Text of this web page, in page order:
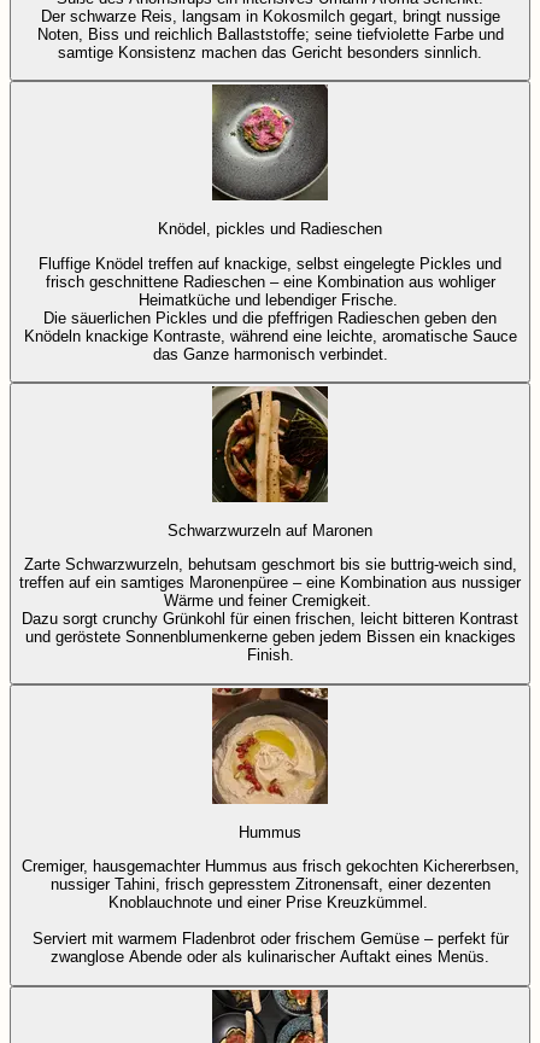
Der schwarze Reis, langsam in Kokosmilch gegart, bringt nussige
Noten, Biss und reichlich Ballaststoffe; seine tiefviolette Farbe und
samtige Konsistenz machen das Gericht besonders sinnlich.
Knödel, pickles und Radieschen
Fluffige Knödel treffen auf knackige, selbst eingelegte Pickles und
frisch geschnittene Radieschen – eine Kombination aus wohliger
Heimatküche und lebendiger Frische.
Die säuerlichen Pickles und die pfeffrigen Radieschen geben den
Knödeln knackige Kontraste, während eine leichte, aromatische Sauce
das Ganze harmonisch verbindet.
Schwarzwurzeln auf Maronen
Zarte Schwarzwurzeln, behutsam geschmort bis sie buttrig-weich sind,
treffen auf ein samtiges Maronenpüree – eine Kombination aus nussiger
Wärme und feiner Cremigkeit.
Dazu sorgt crunchy Grünkohl für einen frischen, leicht bitteren Kontrast
und geröstete Sonnenblumenkerne geben jedem Bissen ein knackiges
Finish.
Hummus
Cremiger, hausgemachter Hummus aus frisch gekochten Kichererbsen,
nussiger Tahini, frisch gepresstem Zitronensaft, einer dezenten
Knoblauchnote und einer Prise Kreuzkümmel.
Serviert mit warmem Fladenbrot oder frischem Gemüse – perfekt für
zwanglose Abende oder als kulinarischer Auftakt eines Menüs.